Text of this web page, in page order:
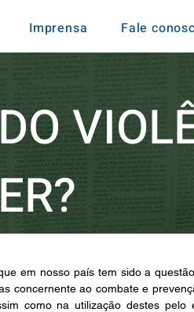
Imprensa Fale
em nosso país tem sido a
concernente ao combate e
como na utilização destes pelo